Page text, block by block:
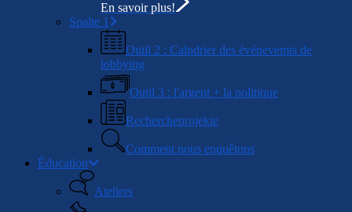
En savoir plus!
Spalte 1
Outil 2 : Calndrier des événevemts de
lobbying
Outil 3 : l'argent + la politique
Rechercheprojekte
Comment nous enquêtons
Éducation
Ateliers